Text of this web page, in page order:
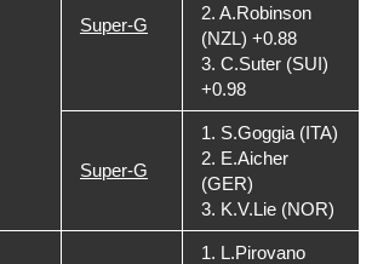
Super-G
2. A.Robinson
(NZL) +0.88
3. C.Suter (SUI)
+0.98
Super-G
1. S.Goggia (ITA)
2. E.Aicher
(GER)
3. K.V.Lie (NOR)
1. L.Pirovano